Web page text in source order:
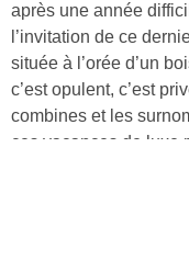
après une année
l’invitation de ce
située à l’orée d’un
c’est opulent, c’est
combines et les
ces vacances de luxe